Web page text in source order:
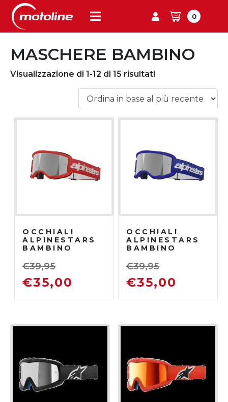
0
MASCHERE BAMBINO
Visualizzazione di 1-12 di 15 risultati
OCCHIALI
ALPINESTARS
BAMBINO
LENTE
SPECCHIO
ARGENTO
€39,95
€35,00
OCCHIALI
ALPINESTARS
BAMBINO
LENTE
SPECCHIO
BLUE
€39,95
€35,00